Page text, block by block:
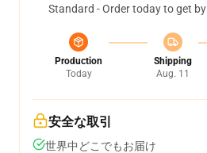
Standard - Order today to get by
Production
Today
Shipping
Aug. 11
安全な取引
世界中どこでもお届け